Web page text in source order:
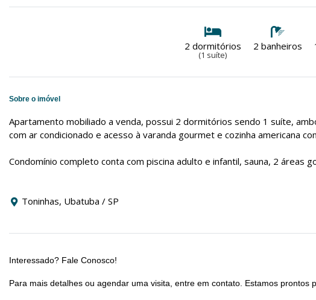
2 dormitórios
(1 suíte)
2 banheiros
Sobre o imóvel
Apartamento mobiliado a venda, possui 2 dormitórios sendo 1 suíte,
com ar condicionado e acesso à varanda gourmet e cozinha americana
Condomínio completo conta com piscina adulto e infantil, sauna, 2
Toninhas, Ubatuba / SP
Interessado? Fale Conosco!
Para mais detalhes ou agendar uma visita, entre em contato. Estamos prontos